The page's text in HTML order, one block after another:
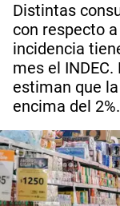
Distintas
con respecto
incidencia
mes el
estiman que
encima del 2%.